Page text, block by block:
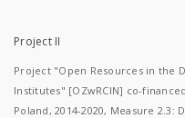
Project II
Project "Open Resources in the
Institutes" [OZwRCIN] co-
Poland, 2014-2020, Measure